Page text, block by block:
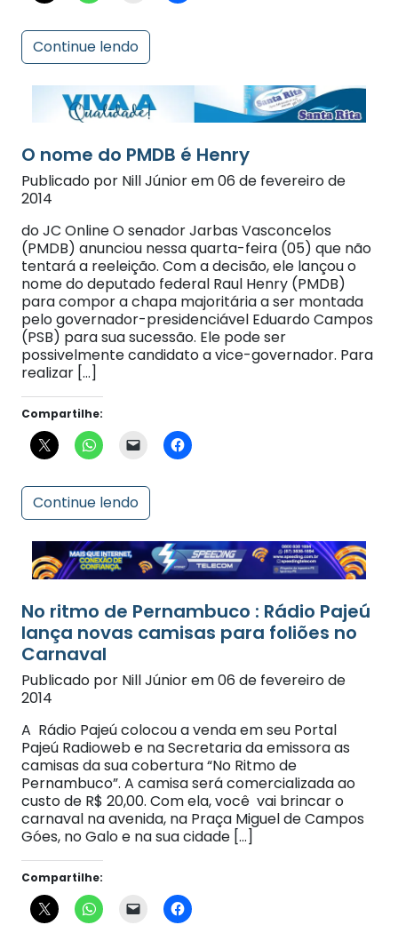
Continue lendo
Publicado por Nill Júnior em 06 de fevereiro de
2014
do JC Online O senador Jarbas Vasconcelos
(PMDB) anunciou nessa quarta-feira (05) que não
tentará a reeleição. Com a decisão, ele lançou o
nome do deputado federal Raul Henry (PMDB)
para compor a chapa majoritária a ser montada
pelo governador-presidenciável Eduardo Campos
(PSB) para sua sucessão. Ele pode ser
possivelmente candidato a vice-governador. Para
realizar […]
Compartilhe:
Continue lendo
lança novas camisas para foliões no
Carnaval
Publicado por Nill Júnior em 06 de fevereiro de
2014
A Rádio Pajeú colocou a venda em seu Portal
Pajeú Radioweb e na Secretaria da emissora as
camisas da sua cobertura “No Ritmo de
Pernambuco”. A camisa será comercializada ao
custo de R$ 20,00. Com ela, você vai brincar o
carnaval na avenida, na Praça Miguel de Campos
Góes, no Galo e na sua cidade […]